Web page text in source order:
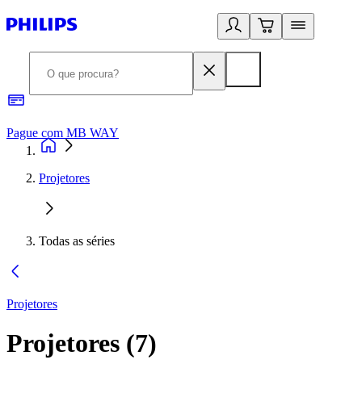
Pague com MB WAY
Projetores
Todas as séries
Projetores
Projetores (7)